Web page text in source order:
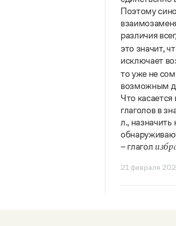
Поэтому
различия
это значит,
исключает
то уже не
возможным
Что
глаголов в
л., назначить
– глагол
21 февраля